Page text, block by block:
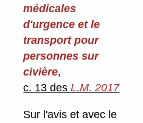
médicales
d'urgence et le
transport pour
personnes sur
civière,
c. 13 desL.M. 2017
Sur l'avis et avec le